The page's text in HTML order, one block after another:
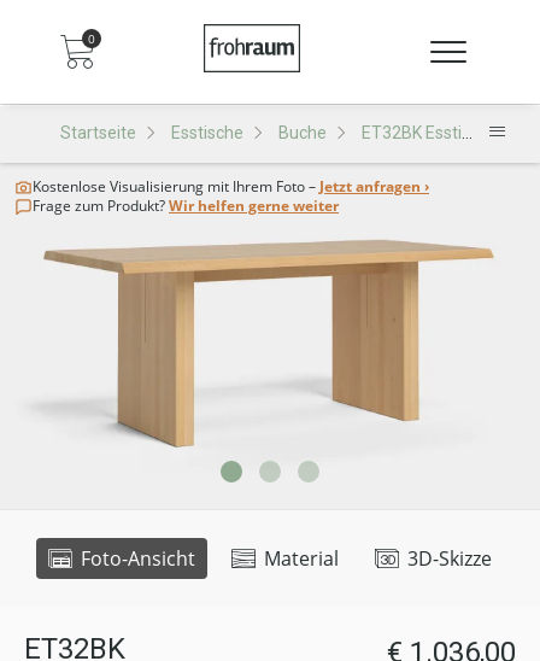
0
Startseite Esstische Buche ET32BK Esstisch
Foto-Ansicht Material 3D-Skizze
Kostenlose Visualisierung mit Ihrem Foto – Jetzt anfragen ›
Frage zum Produkt?Wir helfen gerne weiter
ET32BK
€ 1.036,00